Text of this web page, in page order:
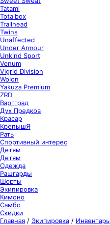
Tatami
Totalbox
Trailhead
Twins
Unaffected
Under Armour
Unkind Sport
Venum
Vigrid Division
Wolon
Yakuza Premium
ZRD
Варгград
Дух Предков
Красар
КрепышЯ
Рать
Спортивный интерес
Детям
Детям
Одежда
Рашгарды
Шорты
Экипировка
Кимоно
Самбо
Скидки
Главная / Экипировка / Инвентарь